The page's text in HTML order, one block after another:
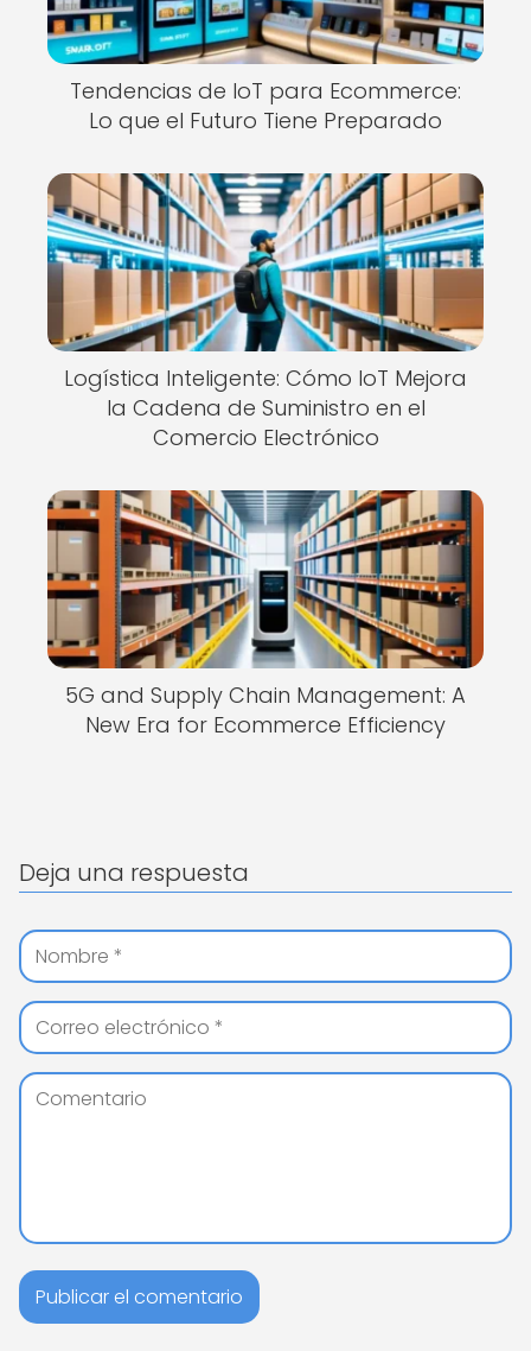
Tendencias de IoT para Ecommerce:
Lo que el Futuro Tiene Preparado
Logística Inteligente: Cómo IoT Mejora
la Cadena de Suministro en el
Comercio Electrónico
5G and Supply Chain Management: A
New Era for Ecommerce Efficiency
Deja una respuesta